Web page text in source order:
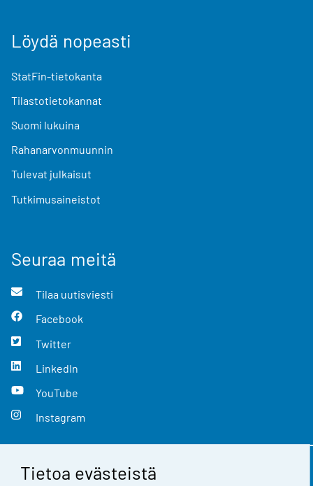
Tietoa evästeistä
Löydä nopeasti
StatFin-tietokanta
Tilastotietokannat
Suomi lukuina
Rahanarvonmuunnin
Tulevat julkaisut
Tutkimusaineistot
Seuraa meitä
Tilaa uutisviesti
Facebook
Twitter
LinkedIn
YouTube
Instagram
Yhteystiedot